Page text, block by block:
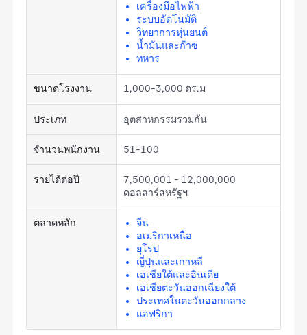
เครื่องมือไฟฟ้า
ระบบอัตโนมัติ
วิทยาการหุ่นยนต์
น้ำมันและก๊าซ
ทหาร
ขนาดโรงงาน 1,000-3,000 ตร.ม
ประเภท อุตสาหกรรมรวมกัน
จำนวนพนักงาน 51-100
รายได้ต่อปี
7,500,001 - 12,000,000
ดอลลาร์สหรัฐฯ
ตลาดหลัก
จีน
อเมริกาเหนือ
ยุโรป
ญี่ปุ่นและเกาหลี
เอเชียใต้และอินเดีย
เอเชียตะวันออกเฉียงใต้
ประเทศในตะวันออกกลาง
แอฟริกา